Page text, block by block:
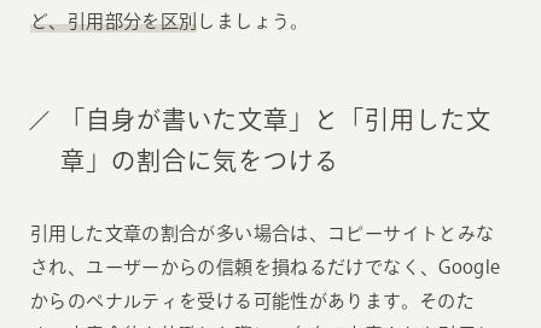
ど、引用部分を区別 しましょう。
「自身が書いた文章」と「引用した文
章」の割合に気をつける
引用した文章の割合が多い場合は、コピーサイトとみな
され、ユーザーからの信頼を損ねるだけでなく、Google
からのペナルティを受ける可能性があります。そのた